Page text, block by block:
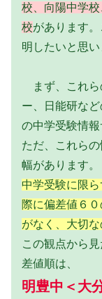
校、向陽中学
校があります
明したいと思い
まず、これら
ー、日能研な
の中学受験情報
ただ、これら
幅があります。
中学受験に限
際に偏差値６
がなく、大切
この観点から
差値順は、
明豊中＜大